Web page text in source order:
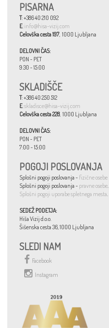
PISARNA
T: +386 40 210 092
E: info@hisa-vizij.com
Celovška cesta 197, 1000 Ljubljana
DELOVNI ČAS:
PON - PET
9:30 - 15:00
SKLADIŠČE
T: +386 40 250 512
E:skladisce@hisa-vizij.com
Celovška cesta 228, 1000 Ljubljana
DELOVNI ČAS:
PON - PET
7:00 - 15:00
POGOJI POSLOVANJA
Splošni pogoji poslovanja - fizične osebe
Splošni pogoji poslovanja - pravne osebe.
Splošni pogoji uporabe spletnega mesta.
SEDEŽ PODETJA:
Hiša Vizij d.o.o.
Šišenska cesta 36, 1000 Ljubljana
SLEDI NAM
Facebook
Instagram